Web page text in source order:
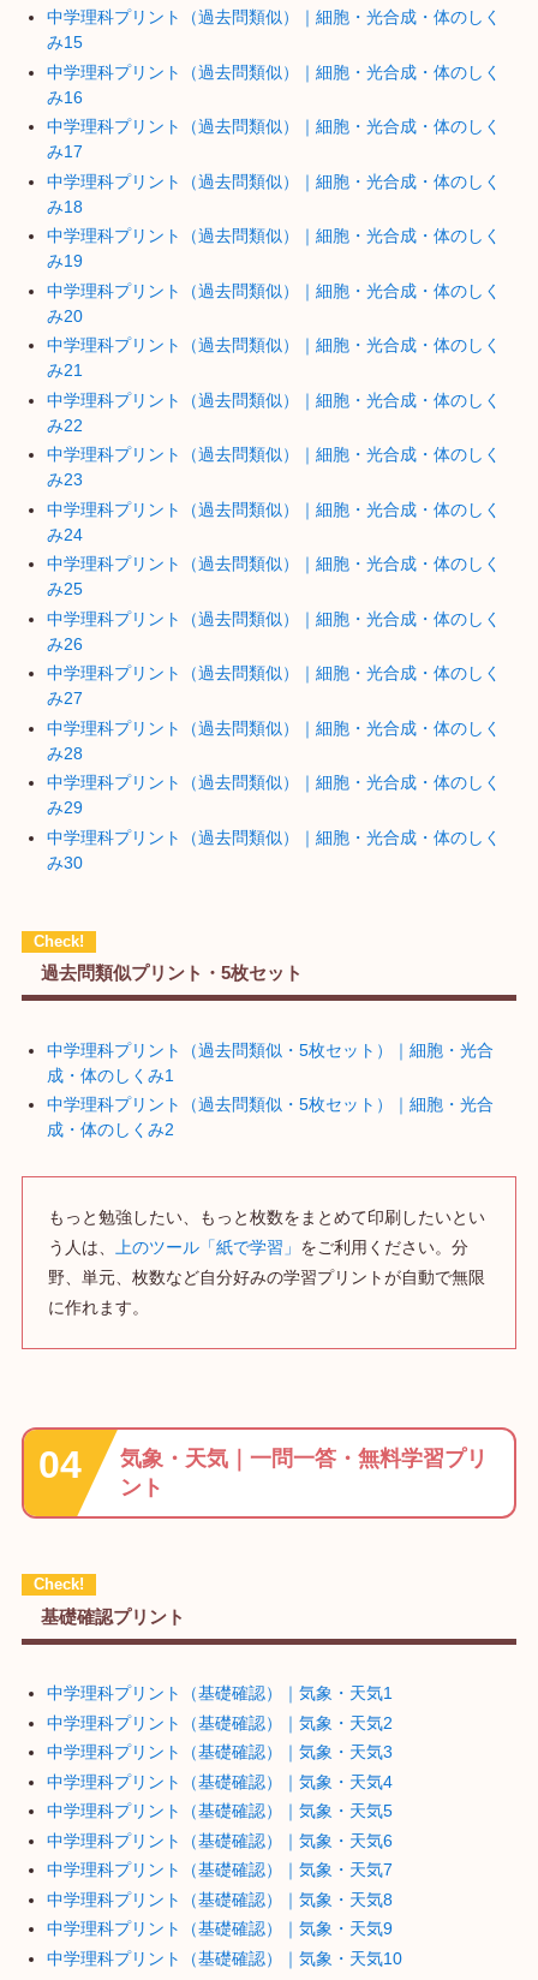
中学理科プリント（過去問類似）｜細胞・光合成・体のしく
み15
中学理科プリント（過去問類似）｜細胞・光合成・体のしく
み16
中学理科プリント（過去問類似）｜細胞・光合成・体のしく
み17
中学理科プリント（過去問類似）｜細胞・光合成・体のしく
み18
中学理科プリント（過去問類似）｜細胞・光合成・体のしく
み19
中学理科プリント（過去問類似）｜細胞・光合成・体のしく
み20
中学理科プリント（過去問類似）｜細胞・光合成・体のしく
み21
中学理科プリント（過去問類似）｜細胞・光合成・体のしく
み22
中学理科プリント（過去問類似）｜細胞・光合成・体のしく
み23
中学理科プリント（過去問類似）｜細胞・光合成・体のしく
み24
中学理科プリント（過去問類似）｜細胞・光合成・体のしく
み25
中学理科プリント（過去問類似）｜細胞・光合成・体のしく
み26
中学理科プリント（過去問類似）｜細胞・光合成・体のしく
み27
中学理科プリント（過去問類似）｜細胞・光合成・体のしく
み28
中学理科プリント（過去問類似）｜細胞・光合成・体のしく
み29
中学理科プリント（過去問類似）｜細胞・光合成・体のしく
み30
過去問類似プリント・5枚セット
中学理科プリント（過去問類似・5枚セット）｜細胞・光合
成・体のしくみ1
中学理科プリント（過去問類似・5枚セット）｜細胞・光合
成・体のしくみ2
もっと勉強したい、もっと枚数をまとめて印刷したいとい
う人は、 上のツール「紙で学習」 をご利用ください。分
野、単元、枚数など自分好みの学習プリントが自動で無限
に作れます。
気象・天気｜一問一答・無料学習プリ
ント
基礎確認プリント
中学理科プリント（基礎確認）｜気象・天気1
中学理科プリント（基礎確認）｜気象・天気2
中学理科プリント（基礎確認）｜気象・天気3
中学理科プリント（基礎確認）｜気象・天気4
中学理科プリント（基礎確認）｜気象・天気5
中学理科プリント（基礎確認）｜気象・天気6
中学理科プリント（基礎確認）｜気象・天気7
中学理科プリント（基礎確認）｜気象・天気8
中学理科プリント（基礎確認）｜気象・天気9
中学理科プリント（基礎確認）｜気象・天気10